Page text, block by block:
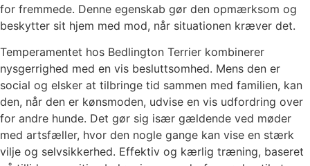
for fremmede. Denne egenskab gør den opmærksom og
beskytter sit hjem med mod, når situationen kræver det.
Temperamentet hos Bedlington Terrier kombinerer
nysgerrighed med en vis besluttsomhed. Mens den er
social og elsker at tilbringe tid sammen med familien, kan
den, når den er kønsmoden, udvise en vis udfordring over
for andre hunde. Det gør sig især gældende ved møder
med artsfæller, hvor den nogle gange kan vise en stærk
vilje og selvsikkerhed. Effektiv og kærlig træning, baseret